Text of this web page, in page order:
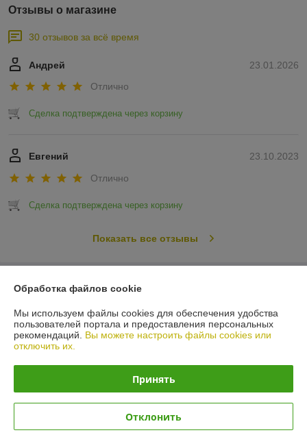
Отзывы о магазине
30 отзывов за всё время
23.01.2026
Андрей
Отлично
Сделка подтверждена через корзину
23.10.2023
Евгений
Отлично
Сделка подтверждена через корзину
Показать все отзывы
О нас
Контакты
Доставка и оплата
Обработка файлов cookie
Мы используем файлы cookies для обеспечения удобства
пользователей портала и предоставления персональных
рекомендаций. Вы можете настроить файлы cookies или
отключить их.
Принять
Отклонить